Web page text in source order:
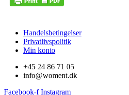
Handelsbetingelser
Privatlivspolitik
Min konto
+45 24 86 71 05
info@woment.dk
Facebook-f Instagram